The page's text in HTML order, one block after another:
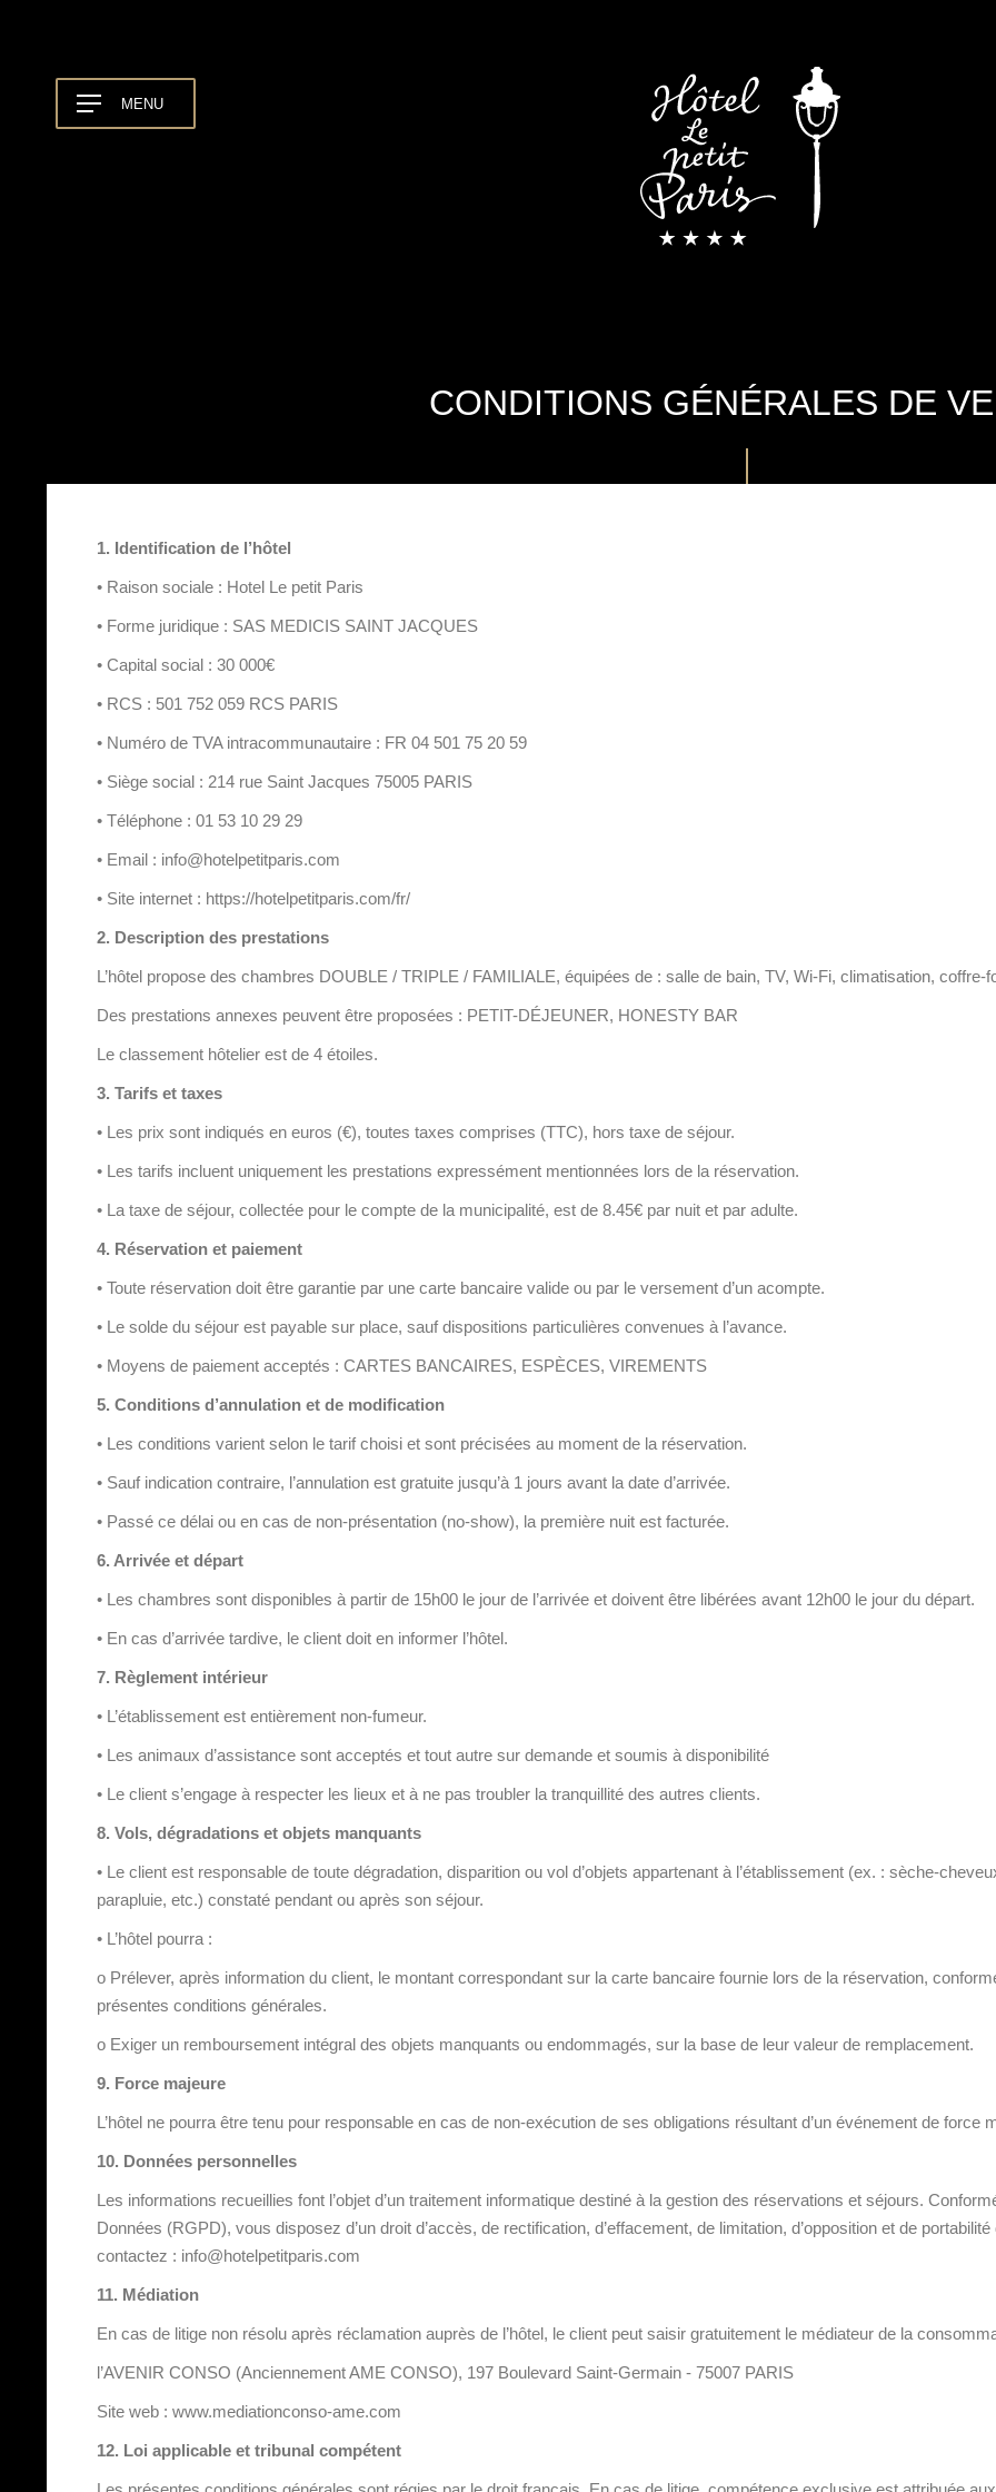
MENU
CONDITIONS GÉNÉRALES DE
1. Identification de l’hôtel
• Raison sociale : Hotel Le petit Paris
• Forme juridique : SAS MEDICIS SAINT JACQUES
• Capital social : 30 000€
• RCS : 501 752 059 RCS PARIS
• Numéro de TVA intracommunautaire : FR 04 501 75 20 59
• Siège social : 214 rue Saint Jacques 75005 PARIS
• Téléphone : 01 53 10 29 29
• Email : info@hotelpetitparis.com
• Site internet : https://hotelpetitparis.com/fr/
2. Description des prestations
L’hôtel propose des chambres DOUBLE / TRIPLE / FAMILIALE, équipées de : salle de bain, TV, Wi-Fi, climatisation, coffre-
Des prestations annexes peuvent être proposées : PETIT-DÉJEUNER, HONESTY BAR
Le classement hôtelier est de 4 étoiles.
3. Tarifs et taxes
• Les prix sont indiqués en euros (€), toutes taxes comprises (TTC), hors taxe de séjour.
• Les tarifs incluent uniquement les prestations expressément mentionnées lors de la réservation.
• La taxe de séjour, collectée pour le compte de la municipalité, est de 8.45€ par nuit et par adulte.
4. Réservation et paiement
• Toute réservation doit être garantie par une carte bancaire valide ou par le versement d’un acompte.
• Le solde du séjour est payable sur place, sauf dispositions particulières convenues à l’avance.
• Moyens de paiement acceptés : CARTES BANCAIRES, ESPÈCES, VIREMENTS
5. Conditions d’annulation et de modification
• Les conditions varient selon le tarif choisi et sont précisées au moment de la réservation.
• Sauf indication contraire, l’annulation est gratuite jusqu’à 1 jours avant la date d’arrivée.
• Passé ce délai ou en cas de non-présentation (no-show), la première nuit est facturée.
6. Arrivée et départ
• Les chambres sont disponibles à partir de 15h00 le jour de l’arrivée et doivent être libérées avant 12h00 le jour du départ.
• En cas d’arrivée tardive, le client doit en informer l’hôtel.
7. Règlement intérieur
• L’établissement est entièrement non-fumeur.
• Les animaux d’assistance sont acceptés et tout autre sur demande et soumis à disponibilité
• Le client s’engage à respecter les lieux et à ne pas troubler la tranquillité des autres clients.
8. Vols, dégradations et objets manquants
• Le client est responsable de toute dégradation, disparition ou vol d’objets appartenant à l’établissement (ex. : sèche-
parapluie, etc.) constaté pendant ou après son séjour.
• L’hôtel pourra :
o Prélever, après information du client, le montant correspondant sur la carte bancaire fournie lors de la réservation,
présentes conditions générales.
o Exiger un remboursement intégral des objets manquants ou endommagés, sur la base de leur valeur de remplacement.
9. Force majeure
L’hôtel ne pourra être tenu pour responsable en cas de non-exécution de ses obligations résultant d’un événement de force
10. Données personnelles
Les informations recueillies font l’objet d’un traitement informatique destiné à la gestion des réservations et séjours.
Données (RGPD), vous disposez d’un droit d’accès, de rectification, d’effacement, de limitation, d’opposition et de
contactez : info@hotelpetitparis.com
11. Médiation
En cas de litige non résolu après réclamation auprès de l’hôtel, le client peut saisir gratuitement le médiateur de la
l’AVENIR CONSO (Anciennement AME CONSO), 197 Boulevard Saint-Germain - 75007 PARIS
Site web : www.mediationconso-ame.com
12. Loi applicable et tribunal compétent